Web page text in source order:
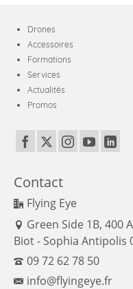
Drones
Accessoires
Formations
Services
Actualités
Promos
Contact
Flying Eye
Green Side 1B, 400
Biot - Sophia Antipolis
09 72 62 78 50
info@flyingeye.fr